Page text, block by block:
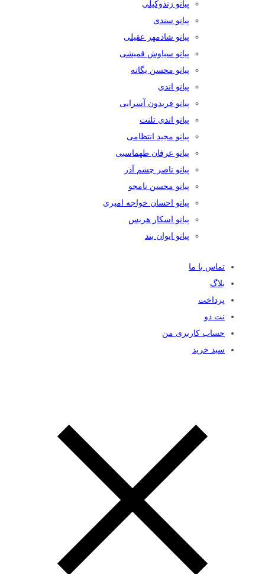
پیانو زندوکیلی
پیانو سندی
پیانو شادمهر عقیلی
پیانو سیاوش قمیشی
پیانو محسن یگانه
پیانو اندی
پیانو فریدون آسرایی
پیانو اندی تلنت
پیانو مجید انتظامی
پیانو عرفان طهماسبی
پیانو ناصر چشم آذر
پیانو محسن نامجو
پیانو احسان خواجه امیری
پیانو اسکار هریس
پیانو ایوان بند
تماس با ما
بلاگ
پرداخت
نت دو
حساب کاربری من
سبد خرید